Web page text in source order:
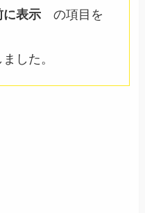
に表示の項目を
した。